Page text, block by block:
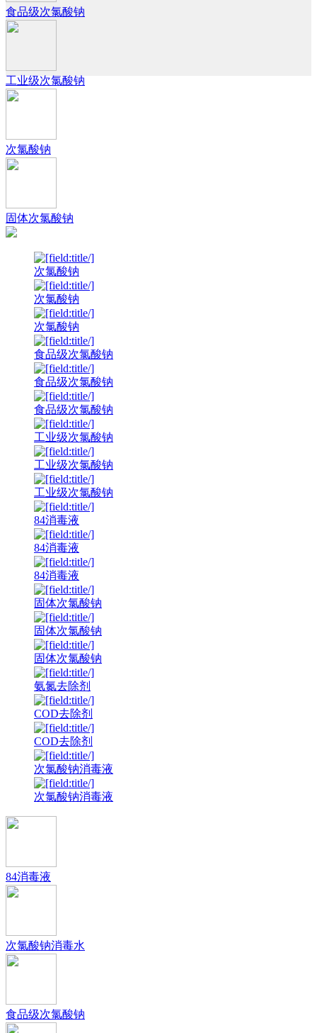
食品级次氯酸钠
工业级次氯酸钠
次氯酸钠
固体次氯酸钠
次氯酸钠
次氯酸钠
次氯酸钠
食品级次氯酸钠
食品级次氯酸钠
食品级次氯酸钠
工业级次氯酸钠
工业级次氯酸钠
工业级次氯酸钠
84消毒液
84消毒液
84消毒液
固体次氯酸钠
固体次氯酸钠
固体次氯酸钠
氨氮去除剂
COD去除剂
COD去除剂
次氯酸钠消毒液
次氯酸钠消毒液
84消毒液
次氯酸钠消毒水
食品级次氯酸钠